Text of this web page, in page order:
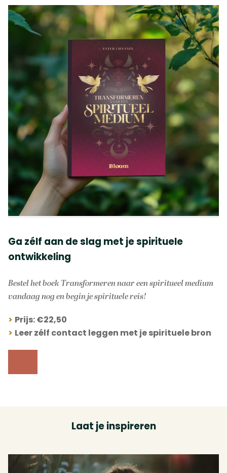
Ga zélf aan de slag met je spirituele
ontwikkeling
Bestel het boek Transformeren naar een spiritueel medium
vandaag nog en begin je spirituele reis!
> Prijs: €22,50
> Leer zélf contact leggen met je spirituele bron
Laat je inspireren